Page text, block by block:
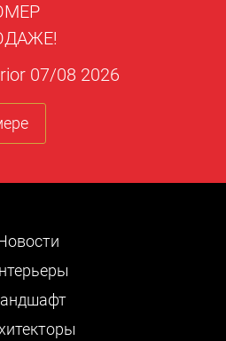
07/08 2026